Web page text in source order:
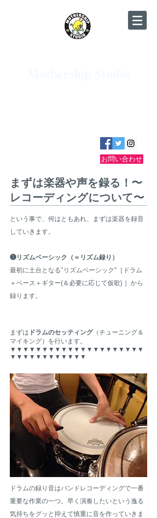
お問い合わせ
まずは楽器や声を録る！〜
レコーディングについて〜
という事で、何はともあれ、まずは楽器を録音
していきます。
❶リズムベーシック（＝リズム録り）
最初に土台となる"リズムベーシック"［ドラム
＋ベース＋ギター(＆必要に応じて仮歌) ］から
録ります。
まずは ドラムのセッティング（チューニング＆
マイキング）を行います。
▼▼▼▼▼▼▼▼▼▼▼▼▼▼▼▼▼▼▼▼▼
▼▼▼▼▼▼▼▼▼▼▼▼
ドラムの録り音はバンドレコーディングで一番
重要な作業の一つ。早く演奏したいという逸る
気持ちをグッと抑えて慎重に音を作っていきま